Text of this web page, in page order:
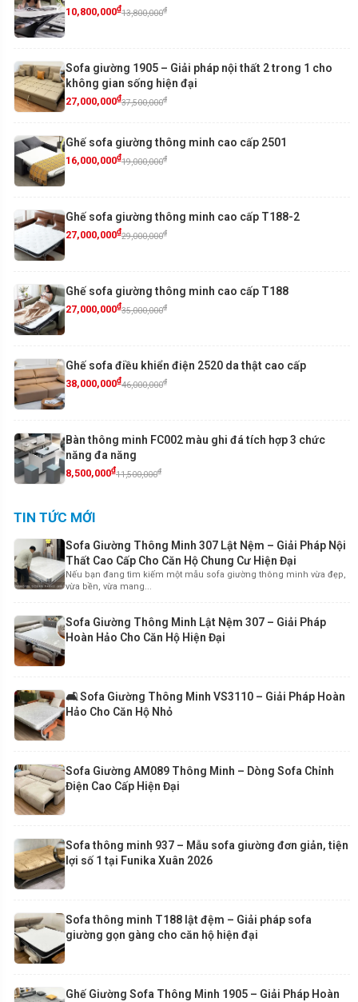
10,800,000₫13,800,000₫
Sofa giường 1905 – Giải pháp nội thất 2 trong 1 cho
không gian sống hiện đại
27,000,000₫37,500,000₫
Ghế sofa giường thông minh cao cấp 2501
16,000,000₫19,000,000₫
Ghế sofa giường thông minh cao cấp T188-2
27,000,000₫29,000,000₫
Ghế sofa giường thông minh cao cấp T188
27,000,000₫35,000,000₫
Ghế sofa điều khiển điện 2520 da thật cao cấp
38,000,000₫46,000,000₫
Bàn thông minh FC002 màu ghi đá tích hợp 3 chức
năng đa năng
8,500,000₫11,500,000₫
TIN TỨC MỚI
Sofa Giường Thông Minh 307 Lật Nệm – Giải Pháp Nội
Thất Cao Cấp Cho Căn Hộ Chung Cư Hiện Đại
Nếu bạn đang tìm kiếm một mẫu sofa giường thông minh vừa đẹp,
vừa bền, vừa mang...
Sofa Giường Thông Minh Lật Nệm 307 – Giải Pháp
Hoàn Hảo Cho Căn Hộ Hiện Đại
🛋️ Sofa Giường Thông Minh VS3110 – Giải Pháp Hoàn
Hảo Cho Căn Hộ Nhỏ
Sofa Giường AM089 Thông Minh – Dòng Sofa Chỉnh
Điện Cao Cấp Hiện Đại
Sofa thông minh 937 – Mẫu sofa giường đơn giản, tiện
lợi số 1 tại Funika Xuân 2026
Sofa thông minh T188 lật đệm – Giải pháp sofa
giường gọn gàng cho căn hộ hiện đại
Ghế Giường Sofa Thông Minh 1905 – Giải Pháp Hoàn